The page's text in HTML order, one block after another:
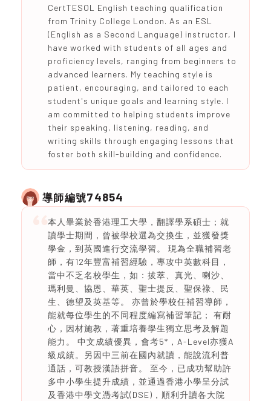
CertTESOL English teaching qualification
from Trinity College London. As an ESL
(English as a Second Language) instructor, I
have worked with students of all ages and
proficiency levels, ranging from beginners to
advanced learners. My teaching style is
patient, encouraging, and tailored to each
student's unique goals and learning style. I
am committed to helping students improve
their speaking, listening, reading, and
writing skills through engaging lessons that
foster both skill-building and confidence.
導師編號74854
本人畢業於香港理工大學，翻譯學系碩士；就
讀學士期間，曾被學校選為交換生，並獲發獎
學金，到英國進行交流學習。 現為全職補習老
師，有12年豐富補習經驗，專攻中英數科目，
當中不乏名校學生，如：拔萃、真光、喇沙、
瑪利曼、協恩、華英、聖士提反、聖保祿、民
生、德望及英基等。 亦曾於學校任補習導師，
能就每位學生的不同程度編寫補習筆記； 有耐
心，因材施教，著重培養學生獨立思考及解題
能力。 中文成績優異，會考5*，A-Level亦獲A
級成績。另因中三前在國內就讀，能說流利普
通話，可教授漢語拼音。 至今，已成功幫助許
多中小學生提升成績，並通過香港小學呈分試
及香港中學文憑考試(DSE)，順利升讀各大院